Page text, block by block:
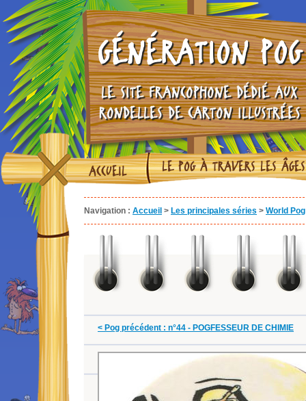
GÉNÉRATION POG
LE SITE FRANCOPHONE DÉDIÉ AUX
RONDELLES DE CARTON ILLUSTRÉES
ACCUEIL LE POG À TRAVERS LES ÂGES
Navigation : Accueil > Les principales séries > World
< Pog précédent : n°44 - POGFESSEUR DE CHIMIE